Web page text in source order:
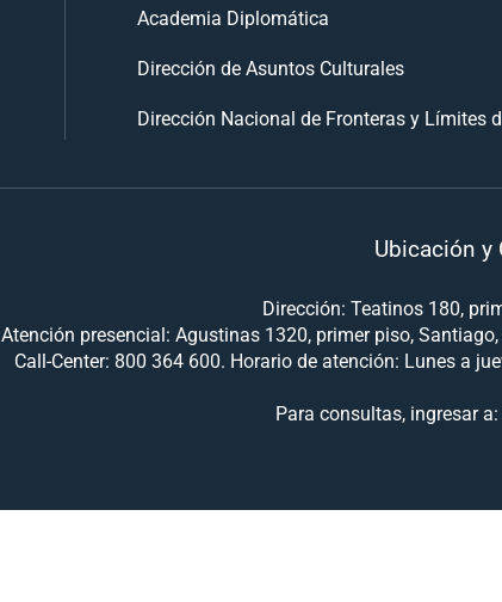
Academia Diplomática
Dirección de Asuntos Culturales
Dirección Nacional de Fronteras y Límites
Ubicación y
Dirección: Teatinos 180,
Atención presencial: Agustinas 1320, primer piso,
Call-Center: 800 364 600. Horario de atención: Lunes a
Para consultas, ingresar